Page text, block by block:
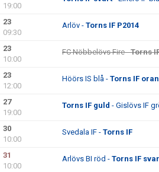
19:00
23
09:30
Arlöv - Torns IF P2014
23
10:00
FC Nöbbelövs Fire -Torns
23
12:00
Höörs IS blå - Torns IF
27
19:00
Torns IF guld - Gislövs IF
30
10:00
Svedala IF - Torns IF
31
10:00
Arlövs BI röd - Torns IF